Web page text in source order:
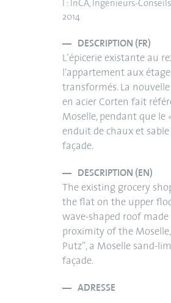
I : InCA, Ingénieurs-Conseils
2014
DESCRIPTION (FR)
L’épicerie existante au
l’appartement aux
transformés. La
en acier Corten fait
Moselle, pendant que le
enduit de chaux et
façade.
DESCRIPTION (EN)
The existing grocery
the flat on the upper
wave-shaped roof
proximity of the
Putz”, a Moselle sand-
façade.
ADRESSE